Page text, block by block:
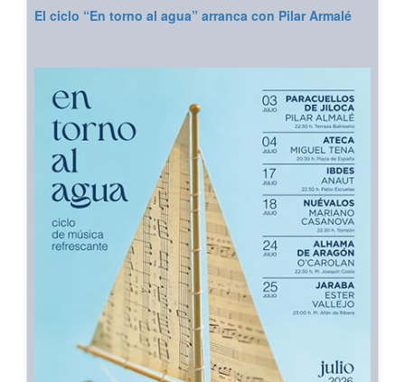
El ciclo “En torno al agua” arranca con Pilar Armalé